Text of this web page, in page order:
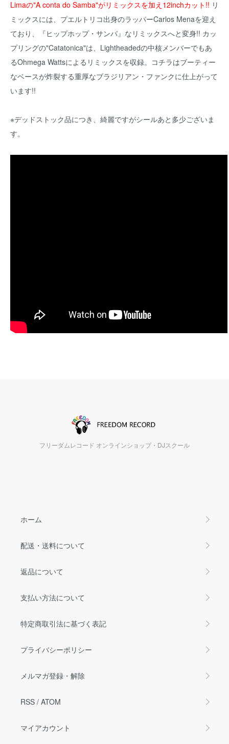
Limaの"A conta do Samba"がリミックスを加え12inchカット!! リ
ミックスには、プエルトリコ出身のラッパーCarlos Menaを迎え
ており、『ヒップホップ・サンバ』なリミックスへと変身!! カッ
プリングの"Catatonica"は、Lightheadedの中核メンバーでもあ
るOhmega Wattsによるリミックスを収録。コチラはブーティー
なベースが炸裂する重厚なブラジリアン・ファンクに仕上がって
います!!
※デッドストック品につき、綺麗ですがシールあと多少ございま
す。
フリーダムレコード オンラインショップ・DJスクール
ホーム
配送・送料について
返品について
支払い方法について
特定商取引法に基づく表記
プライバシーポリシー
メルマガ登録・解除
RSS / ATOM
マイアカウント